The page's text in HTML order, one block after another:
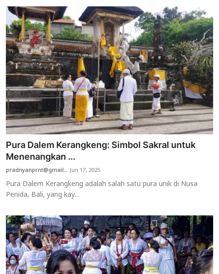
Pura Dalem Kerangkeng: Simbol Sakral untuk
Menenangkan ...
pradnyanprnt@gmail...Jun 17, 2025
Pura Dalem Kerangkeng adalah salah satu pura unik di Nusa
Penida, Bali, yang kay...